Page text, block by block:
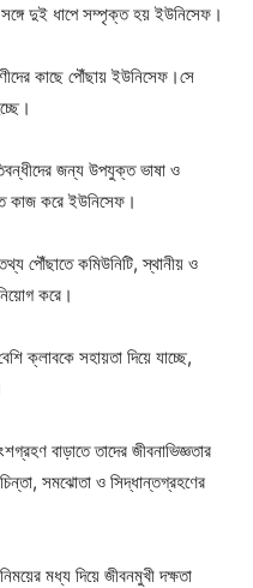
সঙ্গে দুই ধাপে সম্পৃক্ত হয় ইউনিসেফ।
কাছে পৌঁছায় ইউনিসেফ।সে
জন্য উপযুক্ত ভাষা ও
কাজ করে ইউনিসেফ।
পৌঁছাতে কমিউনিটি, স্থানীয় ও
করে।
ক্লাবকে সহায়তা দিয়ে যাচ্ছে,
বাড়াতে তাদের জীবনাভিজ্ঞতার
সমঝোতা ও সিদ্ধান্তগ্রহণের
মধ্য দিয়ে জীবনমুখী দক্ষতা